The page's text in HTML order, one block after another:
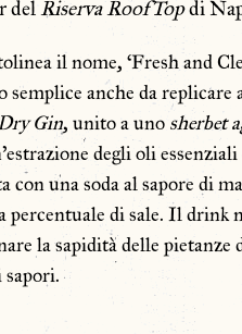
delRiserva RoofTopdi
il nome, ‘Fresh and
anche da replicare
Gin, unito a uno sherbet
degli oli essenziali
con una soda al sapore di
percentuale di sale. Il drink
la sapidità delle pietanze